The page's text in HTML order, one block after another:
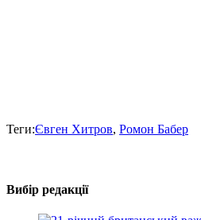
Теги:Євген Хитров, Ромон Бабер
Вибір редакції